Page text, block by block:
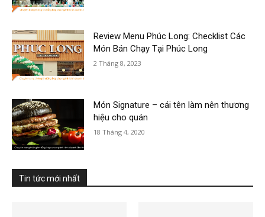
Review Menu Phúc Long: Checklist Các
Món Bán Chạy Tại Phúc Long
2 Tháng 8, 2023
Món Signature – cái tên làm nên thương
hiệu cho quán
18 Tháng 4, 2020
Tin tức mới nhất